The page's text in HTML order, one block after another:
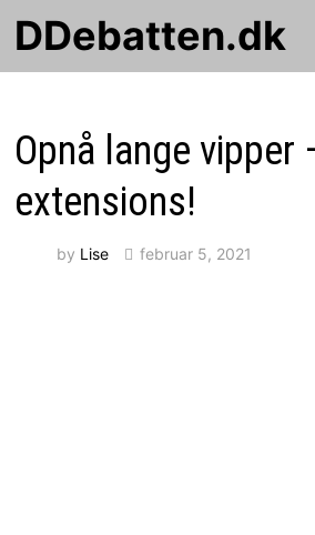
content
DDebatten.dk
Opnå lange vipper
extensions!
by Lise februar 5, 2021